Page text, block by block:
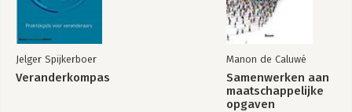
Jelger Spijkerboer
Veranderkompas
Manon de Caluwé
Samenwerken aan
maatschappelijke
opgaven